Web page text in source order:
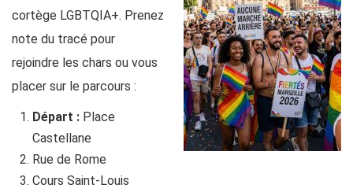
cortège LGBTQIA+. Prenez
note du tracé pour
rejoindre les chars ou vous
placer sur le parcours :
Départ :Place
Castellane
Rue de Rome
Cours Saint-Louis